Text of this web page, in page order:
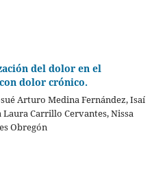
del dolor en el
dolor crónico.
Arturo Medina Fernández, Isaí
Carrillo Cervantes, Nissa
Obregón